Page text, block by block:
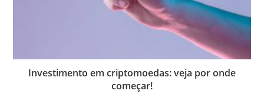
Investimento em criptomoedas: veja por onde
começar!